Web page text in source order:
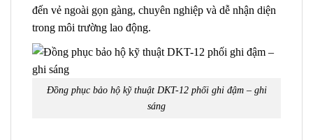
đến vẻ ngoài gọn gàng, chuyên nghiệp và dễ nhận diện
trong môi trường lao động.
Đồng phục bảo hộ kỹ thuật DKT-12 phối ghi đậm – ghi
sáng